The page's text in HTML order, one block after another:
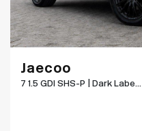
Jaecoo
7 1.5 GDI SHS-P | Dark Labe...